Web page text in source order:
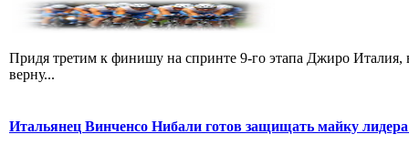
Придя третим к финишу на спринте 9-го этапа Джиро
верну...
Итальянец Винченсо Нибали готов защищать майку